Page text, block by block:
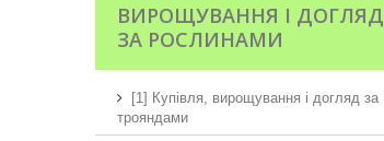
ВИРОЩУВАННЯ І ДОГЛЯД
ЗА РОСЛИНАМИ
[1] Купівля, вирощування і догляд за
трояндами